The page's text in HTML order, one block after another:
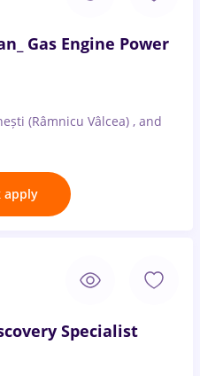
Gas Engine Power
(Râmnicu Vâlcea) , and
apply
Specialist